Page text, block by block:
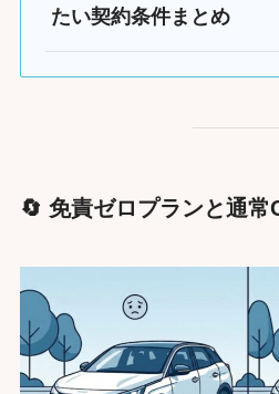
たい契約条件まとめ
🔄 免責ゼロプランと通常